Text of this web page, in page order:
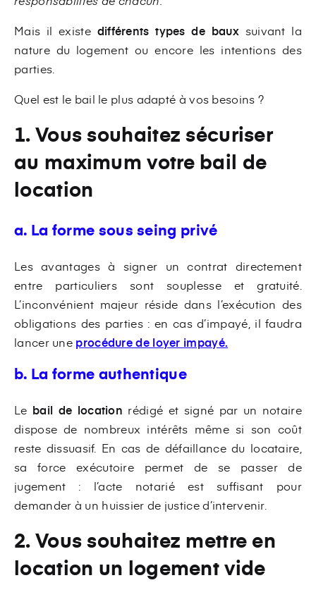
Mais il existe différents types de bauxsuivant la
nature du logement ou encore les intentions des
parties.
Quel est le bail le plus adapté à vos besoins ?
1. Vous souhaitez sécuriser
au maximum votre bail de
location
a. La forme sous seing privé
Les avantages à signer un contrat directement
entre particuliers sont souplesse et gratuité.
L’inconvénient majeur réside dans l’exécution des
obligations des parties : en cas d’impayé, il faudra
lancer une procédure de loyer impayé.
b. La forme authentique
Le bail de location rédigé et signé par un notaire
dispose de nombreux intérêts même si son coût
reste dissuasif. En cas de défaillance du locataire,
sa force exécutoire permet de se passer de
jugement : l’acte notarié est suffisant pour
demander à un huissier de justice d’intervenir.
2. Vous souhaitez mettre en
location un logement vide